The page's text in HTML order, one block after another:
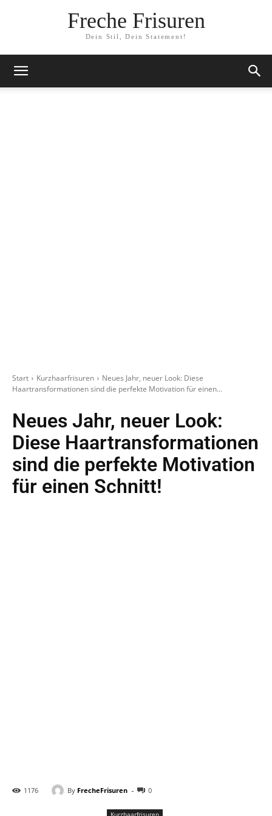
Freche Frisuren
Dein Stil, Dein Statement!
Start Kurzhaarfrisuren
Neues Jahr, neuer Look: Diese
Haartransformationen sind die perfekte Motivation für einen...
Neues Jahr, neuer Look:
Diese Haartransformationen
sind die perfekte Motivation
für einen Schnitt!
1176 By FrecheFrisuren - 0
Kurzhaarfrisuren